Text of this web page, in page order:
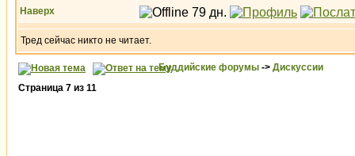
Наверх
Тред сейчас никто не читает.
Буддийские форумы -> Дискуссии
Страница 7 из 11